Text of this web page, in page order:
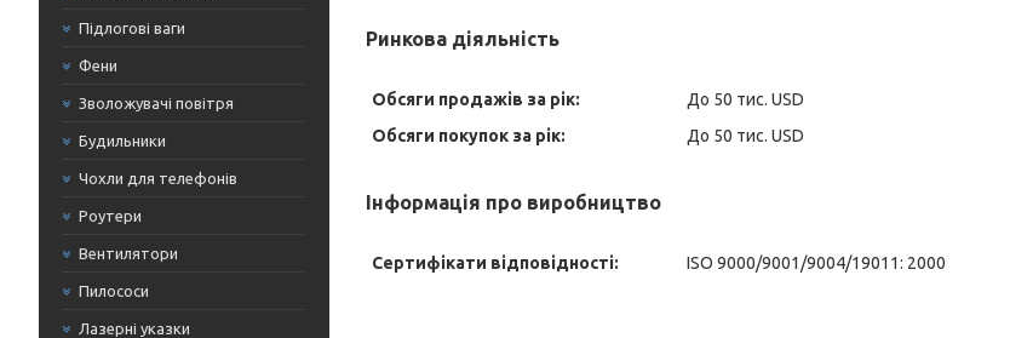
Підлогові ваги
Фени
Зволожувачі повітря
Будильники
Чохли для телефонів
Роутери
Вентилятори
Пилососи
Лазерні указки
Ринкова діяльність
Обсяги продажів за рік:
До 50 тис. USD
Обсяги покупок за рік:
До 50 тис. USD
Інформація про виробництво
Сертифікати відповідності: ISO 9000/9001/9004/19011: 2000